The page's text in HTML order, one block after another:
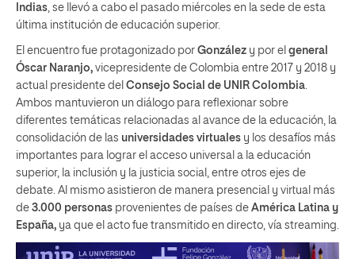
Indias , se llevó a cabo el pasado miércoles en la sede de esta
última institución de educación superior.
El encuentro fue protagonizado por González y por el general
Óscar Naranjo, vicepresidente de Colombia entre 2017 y 2018 y
actual presidente del Consejo Social de UNIR Colombia
Ambos mantuvieron un diálogo para reflexionar sobre
diferentes temáticas relacionadas al avance de la educación, la
consolidación de las universidades virtuales y los desafíos más
importantes para lograr el acceso universal a la educación
superior, la inclusión y la justicia social, entre otros ejes de
debate. Al mismo asistieron de manera presencial y virtual más
de 3.000 personas provenientes de países de América Latina y
España, ya que el acto fue transmitido en directo, vía streaming.